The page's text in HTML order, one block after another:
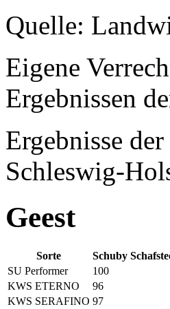
Quelle:
Eigene
Ergebnissen
Ergebnisse
Schleswig-
Geest
Sorte Schuby
SU Performer
100
KWS ETERNO
96
KWS SERAFINO 97